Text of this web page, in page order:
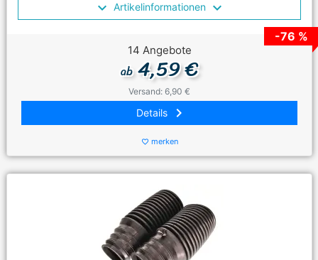
Artikelinformationen
-76 %
14 Angebote
ab4,59 €
Versand: 6,90 €
Details keyboard_arrow_right
favorite_border merken